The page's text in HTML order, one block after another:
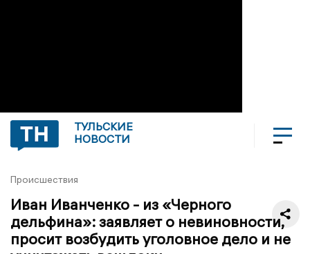
ТУЛЬСКИЕ
НОВОСТИ
Происшествия
Иван Иванченко - из «Черного
дельфина»: заявляет о невиновности,
просит возбудить уголовное дело и не